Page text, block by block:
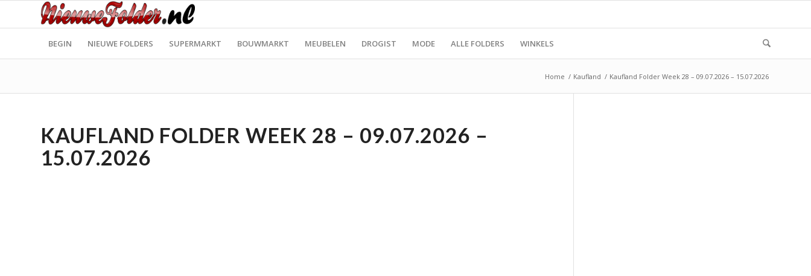
BEGIN NIEUWE FOLDERS SUPERMARKT BOUWMARKT MEUBELEN DROGIST MODE ALLE FOLDERS WINKELS
Home / Kaufland / Kaufland Folder Week 28 – 09.07.2026 – 15.07.2026
KAUFLAND FOLDER WEEK 28 – 09.07.2026 –
15.07.2026